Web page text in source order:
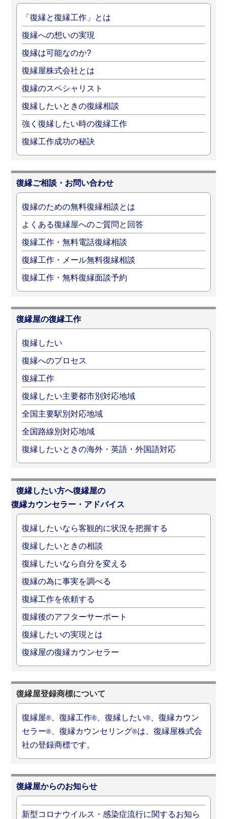
「復縁と復縁工作」とは
復縁への想いの実現
復縁は可能なのか?
復縁屋株式会社とは
復縁のスペシャリスト
復縁したいときの復縁相談
強く復縁したい時の復縁工作
復縁工作成功の秘訣
復縁ご相談・お問い合わせ
復縁のための無料復縁相談とは
よくある復縁屋へのご質問と回答
復縁工作・無料電話復縁相談
復縁工作・メール無料復縁相談
復縁工作・無料復縁面談予約
復縁屋の復縁工作
復縁したい
復縁へのプロセス
復縁工作
復縁したい主要都市別対応地域
全国主要駅別対応地域
全国路線別対応地域
復縁したいときの海外・英語・外国語対応
復縁したい方へ復縁屋の
復縁カウンセラー・アドバイス
復縁したいなら客観的に状況を把握する
復縁したいときの相談
復縁したいなら自分を変える
復縁の為に事実を調べる
復縁工作を依頼する
復縁後のアフターサーポート
復縁したいの実現とは
復縁屋の復縁カウンセラー
復縁屋登録商標について
復縁屋®、復縁工作®、復縁したい®、復縁カウン
セラー®、復縁カウンセリング®は、復縁屋株式会
社の登録商標です。
復縁屋からのお知らせ
新型コロナウイルス・感染症流行に関するお知ら